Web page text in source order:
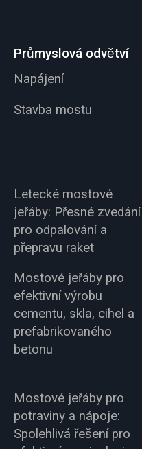
Průmyslová odvětví
Napájení
Stavba mostu
Letecké mostové
jeřáby: Přesné zvedání
pro odpalování a
přepravu raket
Mostové jeřáby pro
efektivní výrobu
cementu, skla, cihel a
prefabrikovaného
betonu
Mostové jeřáby pro
potraviny a nápoje:
Spolehlivá řešení pro